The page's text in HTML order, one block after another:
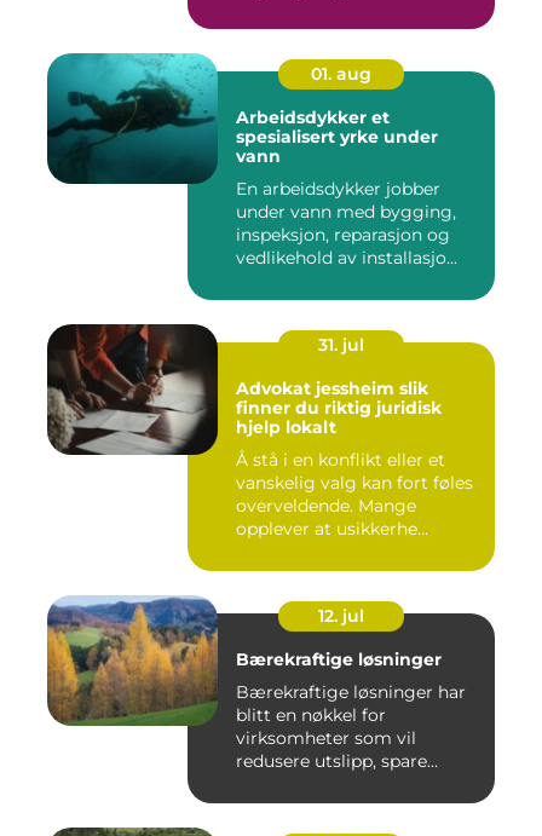
01. aug
Arbeidsdykker et
spesialisert yrke under
vann
En arbeidsdykker jobber
under vann med bygging,
inspeksjon, reparasjon og
vedlikehold av installasjo...
31. jul
Advokat jessheim slik
finner du riktig juridisk
hjelp lokalt
Å stå i en konflikt eller et
vanskelig valg kan fort føles
overveldende. Mange
opplever at usikkerhe...
12. jul
Bærekraftige løsninger
Bærekraftige løsninger har
blitt en nøkkel for
virksomheter som vil
redusere utslipp, spare